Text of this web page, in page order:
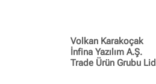
Volkan Karakoçak
İnfina Yazılım A.Ş.
Trade Ürün Grubu